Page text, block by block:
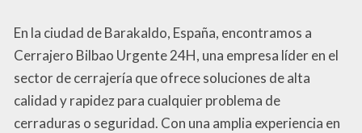
En la ciudad de Barakaldo, España, encontramos a
Cerrajero Bilbao Urgente 24H, una empresa líder en el
sector de cerrajería que ofrece soluciones de alta
calidad y rapidez para cualquier problema de
cerraduras o seguridad. Con una amplia experiencia en